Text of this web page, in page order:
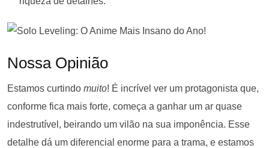
Nossa Opinião
Estamos curtindo muito! É incrível ver um protagonista que,
conforme fica mais forte, começa a ganhar um ar quase
indestrutível, beirando um vilão na sua imponência. Esse
detalhe dá um diferencial enorme para a trama, e estamos